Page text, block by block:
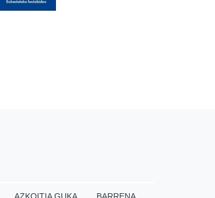
AZKOITIA GUKA BARRENA